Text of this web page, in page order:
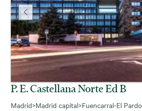
P. E. Castellana Norte Ed B
Madrid>Madrid capital>Fuencarral-El Pardo